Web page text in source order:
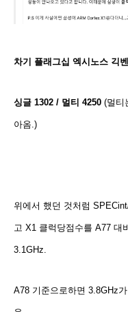
차기 플래그십 엑시노스 긱벤
싱글 1302 / 멀티 4250 (멀티
아옴.)
위에서 했던 것처럼
고 X1 클럭당점수를 A77 대
3.1GHz.
A78 기준으로하면 3.8GHz